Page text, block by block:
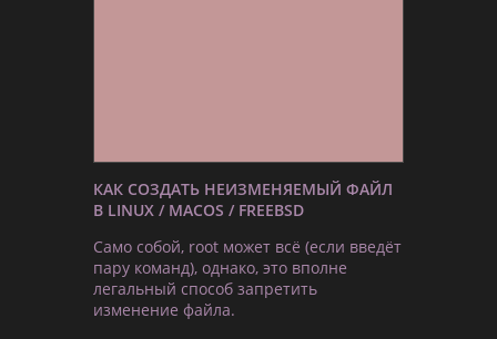
КАК СОЗДАТЬ НЕИЗМЕНЯЕМЫЙ ФАЙЛ
В LINUX / MACOS / FREEBSD
Само собой, root может всё (если введёт
пару команд), однако, это вполне
легальный способ запретить
изменение файла.